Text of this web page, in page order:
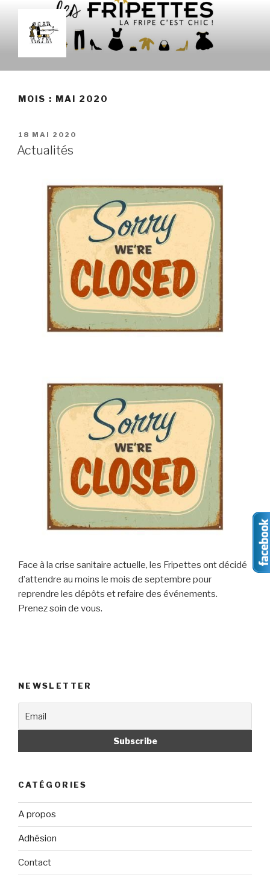
contenu
LES FRIPETTES
MOIS : MAI 2020
PUBLIÉ
LE
18 MAI 2020
Actualités
Face à la crise sanitaire actuelle, les Fripettes ont décidé
d’attendre au moins le mois de septembre pour
reprendre les dépôts et refaire des événements.
Prenez soin de vous.
NEWSLETTER
CATÉGORIES
A propos
Adhésion
Contact